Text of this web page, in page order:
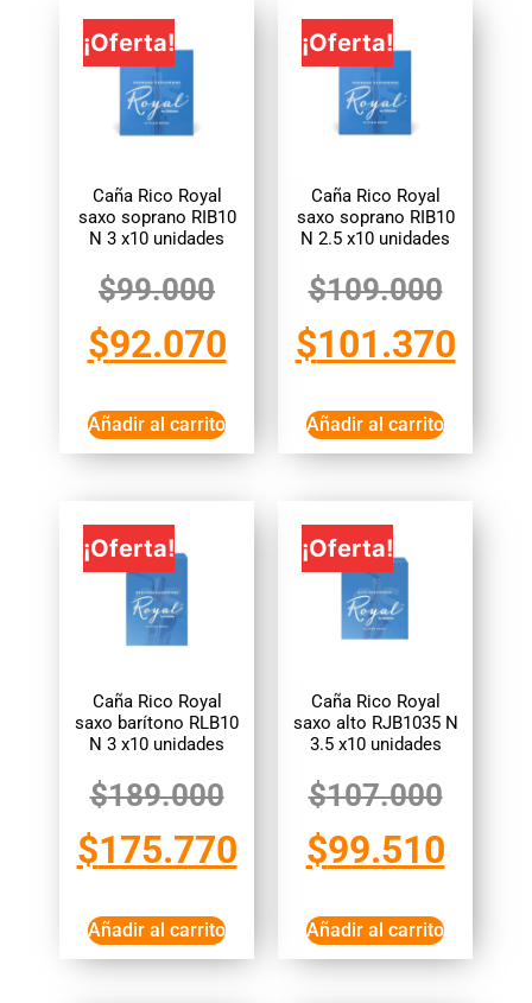
¡Oferta!
Caña Rico Royal
saxo soprano RIB10
N 3 x10 unidades
$99.000
$92.070
Añadir al carrito
¡Oferta!
Caña Rico Royal
saxo soprano RIB10
N 2.5 x10 unidades
$109.000
$101.370
Añadir al carrito
¡Oferta!
Caña Rico Royal
saxo barítono RLB10
N 3 x10 unidades
$189.000
$175.770
Añadir al carrito
¡Oferta!
Caña Rico Royal
saxo alto RJB1035 N
3.5 x10 unidades
$107.000
$99.510
Añadir al carrito